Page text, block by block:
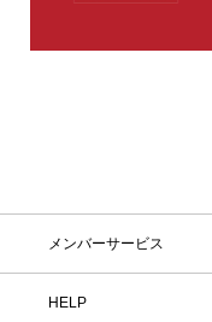
メンバーサービス
HELP